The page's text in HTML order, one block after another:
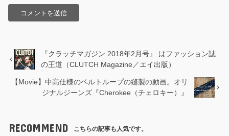
『クラッチマガジン 2018年2月号』 はファッション誌
の王道（CLUTCH Magazine／エイ出版）
【Movie】中高仕様のベルトループの縫製の動画。オリ
ジナルジーンズ『Cherokee（チェロキー）』
RECOMMEND こちらの記事も人気です。